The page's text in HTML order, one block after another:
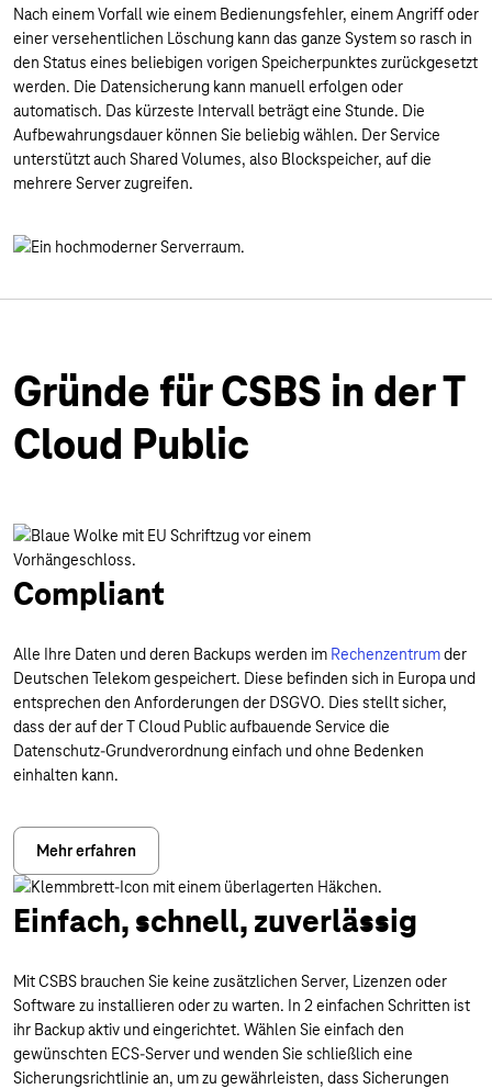
Nach einem Vorfall wie einem Bedienungsfehler, einem Angriff oder
einer versehentlichen Löschung kann das ganze System so rasch in
den Status eines beliebigen vorigen Speicherpunktes zurückgesetzt
werden. Die Datensicherung kann manuell erfolgen oder
automatisch. Das kürzeste Intervall beträgt eine Stunde. Die
Aufbewahrungsdauer können Sie beliebig wählen. Der Service
unterstützt auch Shared Volumes, also Blockspeicher, auf die
mehrere Server zugreifen.
Gründe für CSBS in der T
Cloud Public
Compliant
Alle Ihre Daten und deren Backups werden im Rechenzentrumder
Deutschen Telekom gespeichert. Diese befinden sich in Europa und
entsprechen den Anforderungen der DSGVO. Dies stellt sicher,
dass der auf der T Cloud Public aufbauende Service die
Datenschutz-Grundverordnung einfach und ohne Bedenken
einhalten kann.
Mehr erfahren
Einfach, schnell, zuverlässig
Mit CSBS brauchen Sie keine zusätzlichen Server, Lizenzen oder
Software zu installieren oder zu warten. In 2 einfachen Schritten ist
ihr Backup aktiv und eingerichtet. Wählen Sie einfach den
gewünschten ECS-Server und wenden Sie schließlich eine
Sicherungsrichtlinie an, um zu gewährleisten, dass Sicherungen